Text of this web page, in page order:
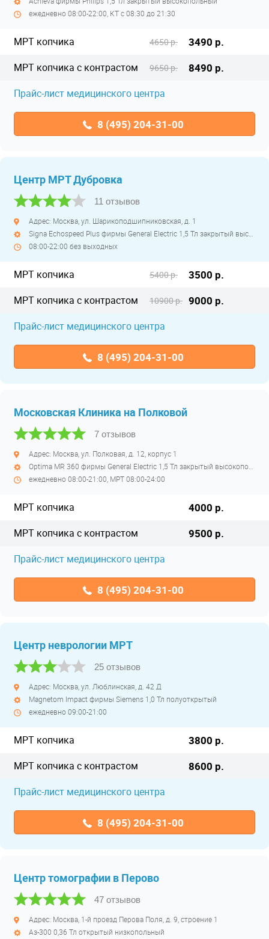
ежедневно 08:00-22:00, КТ с 08:30 до 21:30
МРТ копчика 4650 р. 3490 р.
МРТ копчика с контрастом 9650 р. 8490 р.
Прайс-лист медицинского центра
8 (495) 204-31-00
Центр МРТ Дубровка
11 отзывов
Адрес: Москва, ул. Шарикоподшипниковская, д. 1
08:00-22:00 без выходных
МРТ копчика 5400 р. 3500 р.
МРТ копчика с контрастом 10900 р. 9000 р.
Прайс-лист медицинского центра
8 (495) 204-31-00
Московская Клиника на Полковой
7 отзывов
Адрес: Москва, ул. Полковая, д. 12, корпус 1
ежедневно 08:00-21:00, МРТ 08:00-24:00
МРТ копчика 4000 р.
МРТ копчика с контрастом 9500 р.
Прайс-лист медицинского центра
8 (495) 204-31-00
Центр неврологии МРТ
25 отзывов
Адрес: Москва, ул. Люблинская, д. 42 Д
Magnetom Impact фирмы Siemens 1,0 Тл полуоткрытый
ежедневно 09:00-21:00
МРТ копчика 3800 р.
МРТ копчика с контрастом 8600 р.
Прайс-лист медицинского центра
8 (495) 204-31-00
Центр томографии в Перово
47 отзывов
Адрес: Москва, 1-й проезд Перова Поля, д. 9, строение 1
Аз-300 0,36 Тл открытый низкопольный